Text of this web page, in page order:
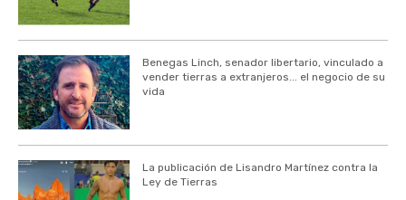
Benegas Linch, senador libertario, vinculado a
vender tierras a extranjeros... el negocio de su
vida
La publicación de Lisandro Martínez contra la
Ley de Tierras